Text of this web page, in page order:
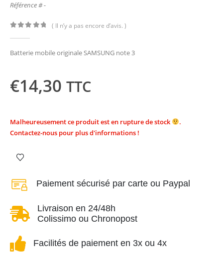
Référence # -
( Il n’y a pas encore d’avis. )
Batterie mobile originale SAMSUNG note 3
€14,30 TTC
Malheureusement ce produit est en rupture de stock
.
Contactez-nous pour plus d'informations !
Paiement sécurisé par carte ou Paypal
Livraison en 24/48h
Colissimo ou Chronopost
Facilités de paiement en 3x ou 4x